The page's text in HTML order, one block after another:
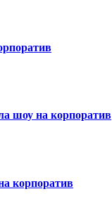
шоу на корпоратив
корпоратив